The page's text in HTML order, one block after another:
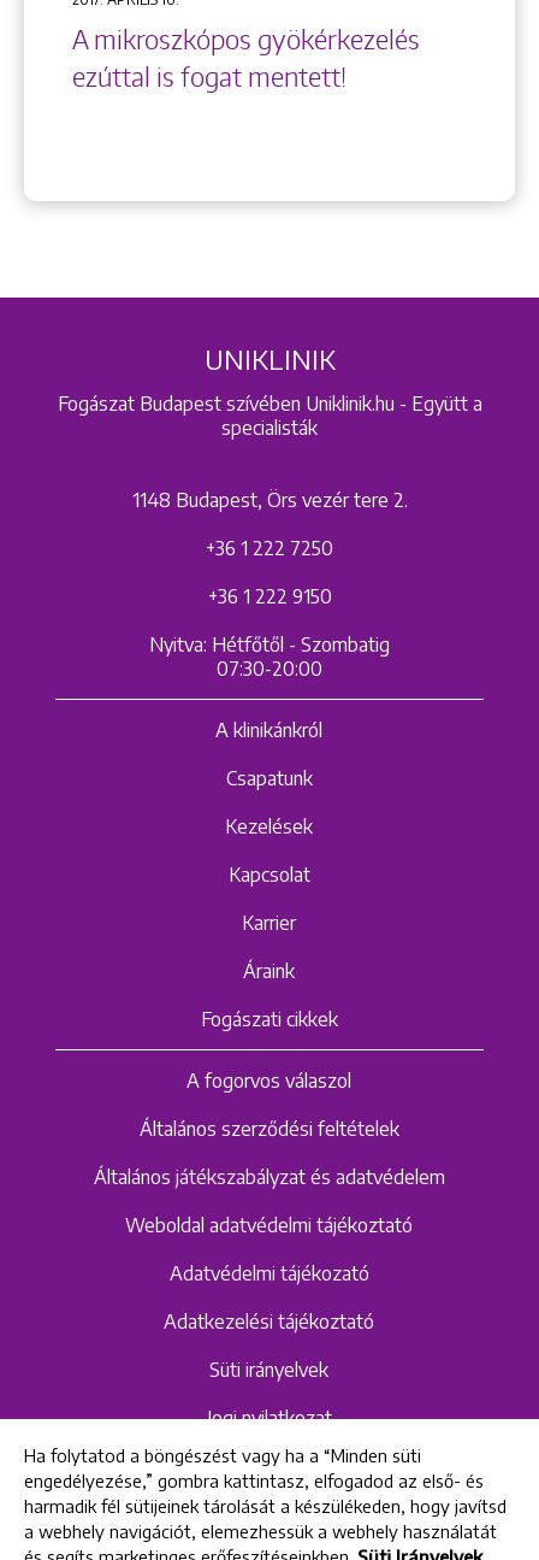
A mikroszkópos gyökérkezelés
ezúttal is fogat mentett!
UNIKLINIK
Fogászat Budapest szívében Uniklinik.hu - Együtt a
specialisták
1148 Budapest, Örs vezér tere 2.
+36 1 222 7250
+36 1 222 9150
Nyitva: Hétfőtől - Szombatig
07:30-20:00
A klinikánkról
Csapatunk
Kezelések
Kapcsolat
Karrier
Áraink
Fogászati cikkek
A fogorvos válaszol
Általános szerződési feltételek
Általános játékszabályzat és adatvédelem
Weboldal adatvédelmi tájékoztató
Adatvédelmi tájékozató
Adatkezelési tájékoztató
Süti irányelvek
Jogi nyilatkozat
Hangrögzítéshez kapcsolódó adatvédelmi
szabályzat és tájékoztató
Ha folytatod a böngészést vagy ha a “Minden süti
engedélyezése,” gombra kattintasz, elfogadod az első- és
harmadik fél sütijeinek tárolását a készülékeden, hogy javítsd
a webhely navigációt, elemezhessük a webhely használatát